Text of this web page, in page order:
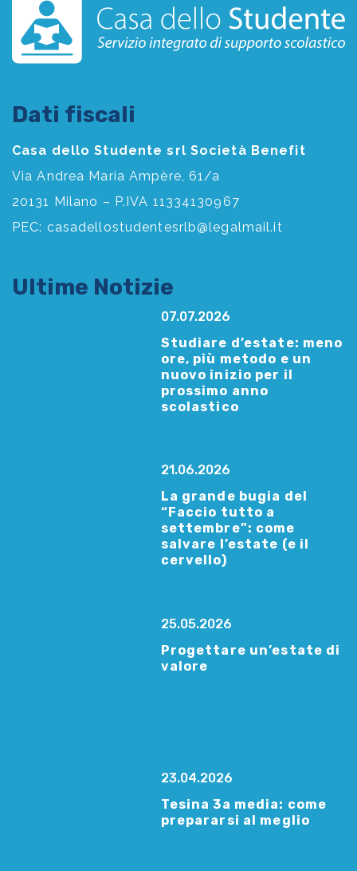
Dati fiscali
Casa dello Studente srl Società Benefit
Via Andrea Maria Ampère, 61/a
20131 Milano – P.IVA 11334130967
PEC: casadellostudentesrlb@legalmail.it
Ultime Notizie
07.07.2026
Studiare d’estate: meno
ore, più metodo e un
nuovo inizio per il
prossimo anno
scolastico
21.06.2026
La grande bugia del
“Faccio tutto a
settembre”: come
salvare l’estate (e il
cervello)
25.05.2026
Progettare un’estate di
valore
23.04.2026
Tesina 3a media: come
prepararsi al meglio